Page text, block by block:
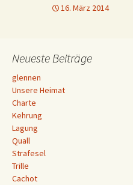
16. März 2014
Neueste Beiträge
glennen
Unsere Heimat
Charte
Kehrung
Lagung
Quall
Strafesel
Trille
Cachot